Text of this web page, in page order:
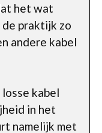
het wat
praktijk zo
andere kabel
kabel
in het
namelijk met